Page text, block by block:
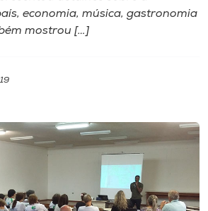
economia, música, gastronomia
mostrou […]